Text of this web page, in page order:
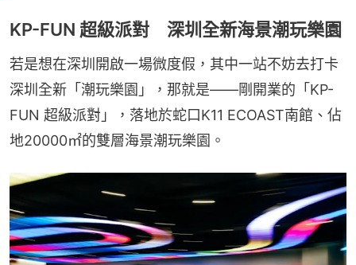
KP-FUN 超級派對 深圳全新海景潮玩樂園
若是想在深圳開啟一場微度假，其中一站不妨去打卡
深圳全新「潮玩樂園」，那就是——剛開業的「KP-
FUN 超級派對」，落地於蛇口K11 ECOAST南館、佔
地20000㎡的雙層海景潮玩樂園。